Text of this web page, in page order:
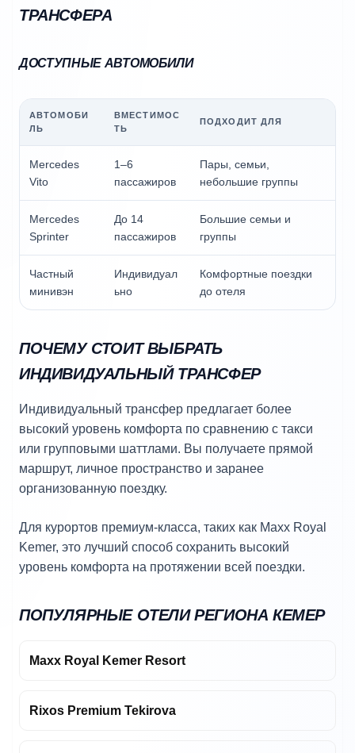
ТРАНСФЕРА
ДОСТУПНЫЕ АВТОМОБИЛИ
АВТОМОБИ
ЛЬ
ВМЕСТИМОС
ТЬ
ПОДХОДИТ ДЛЯ
Mercedes
Vito
1–6
пассажиров
Пары, семьи,
небольшие группы
Mercedes
Sprinter
До 14
пассажиров
Большие семьи и
группы
Частный
минивэн
Индивидуал
ьно
Комфортные поездки
до отеля
ПОЧЕМУ СТОИТ ВЫБРАТЬ
ИНДИВИДУАЛЬНЫЙ ТРАНСФЕР
Индивидуальный трансфер предлагает более
высокий уровень комфорта по сравнению с такси
или групповыми шаттлами. Вы получаете прямой
маршрут, личное пространство и заранее
организованную поездку.
Для курортов премиум-класса, таких как Maxx Royal
Kemer, это лучший способ сохранить высокий
уровень комфорта на протяжении всей поездки.
ПОПУЛЯРНЫЕ ОТЕЛИ РЕГИОНА КЕМЕР
Maxx Royal Kemer Resort
Rixos Premium Tekirova